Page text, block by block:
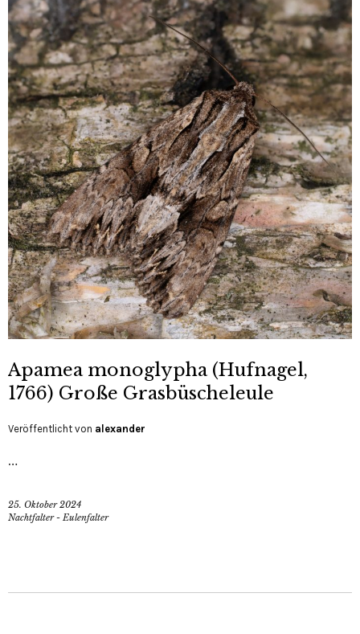
Apamea monoglypha (Hufnagel,
1766) Große Grasbüscheleule
Veröffentlicht von alexander
…
25. Oktober 2024
Nachtfalter - Eulenfalter